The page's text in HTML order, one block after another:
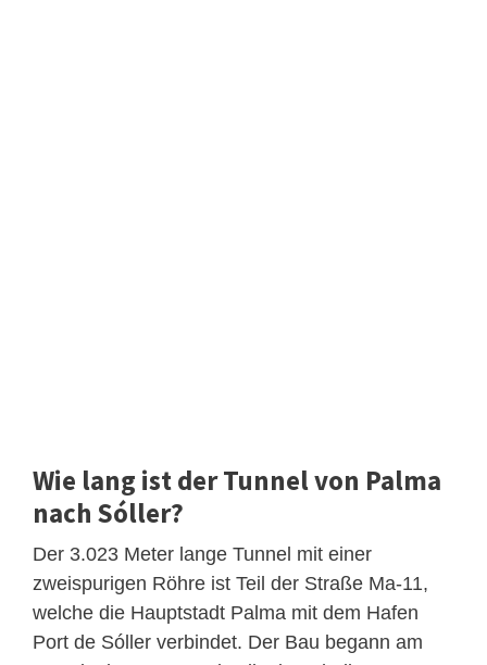
Wie lang ist der Tunnel von Palma
nach Sóller?
Der 3.023 Meter lange Tunnel mit einer
zweispurigen Röhre ist Teil der Straße Ma-11,
welche die Hauptstadt Palma mit dem Hafen
Port de Sóller verbindet. Der Bau begann am